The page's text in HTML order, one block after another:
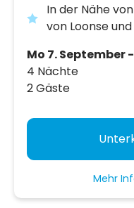
In der Nähe
von Loonse
Mo 7. September
4 Nächte
2 Gäste
Mehr